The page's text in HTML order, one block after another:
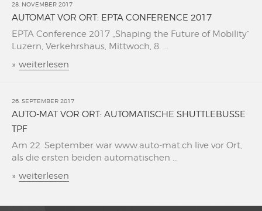
28. NOVEMBER 2017
AUTOMAT VOR ORT: EPTA CONFERENCE 2017
EPTA Conference 2017 „Shaping the Future of Mobility“
Luzern, Verkehrshaus, Mittwoch, 8. ...
» weiterlesen
26. SEPTEMBER 2017
AUTO-MAT VOR ORT: AUTOMATISCHE SHUTTLEBUSSE
TPF
Am 22. September war www.auto-mat.ch live vor Ort,
als die ersten beiden automatischen ...
» weiterlesen